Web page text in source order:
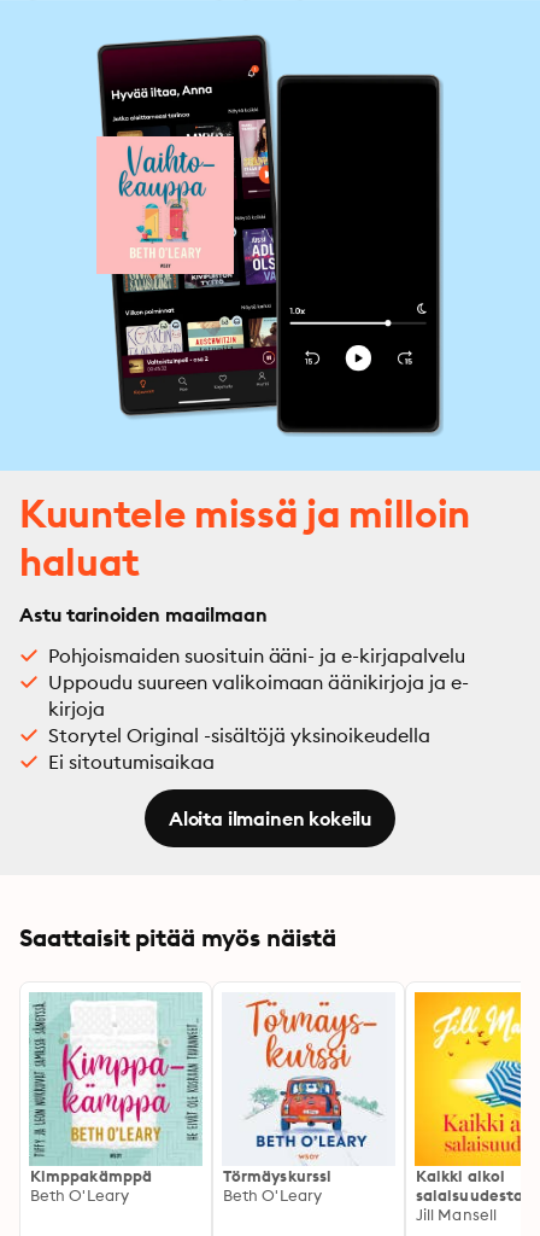
Kuuntele missä ja milloin
haluat
Astu tarinoiden maailmaan
Pohjoismaiden suosituin ääni- ja e-kirjapalvelu
Uppoudu suureen valikoimaan äänikirjoja ja e-
kirjoja
Storytel Original -sisältöjä yksinoikeudella
Ei sitoutumisaikaa
Aloita ilmainen kokeilu
Saattaisit pitää myös näistä
Kimppakämppä
Beth O'Leary
Törmäyskurssi
Beth O'Leary
Kaikki alkoi
salaisuudesta
Jill Mansell